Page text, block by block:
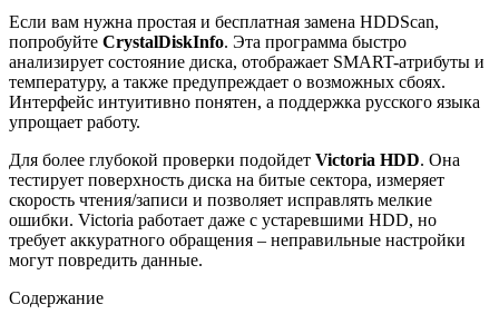
Если вам нужна простая и бесплатная замена HDDScan,
попробуйте CrystalDiskInfo. Эта программа быстро
анализирует состояние диска, отображает SMART-атрибуты и
температуру, а также предупреждает о возможных сбоях.
Интерфейс интуитивно понятен, а поддержка русского языка
упрощает работу.
Для более глубокой проверки подойдет Victoria HDD. Она
тестирует поверхность диска на битые сектора, измеряет
скорость чтения/записи и позволяет исправлять мелкие
ошибки. Victoria работает даже с устаревшими HDD, но
требует аккуратного обращения – неправильные настройки
могут повредить данные.
Содержание